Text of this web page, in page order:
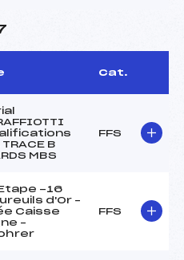
Cat.
B
MBS
FFS
-16
d'Or –
Caisse
–
FFS